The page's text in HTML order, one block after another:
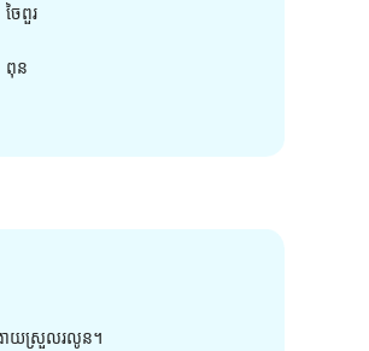
ចៃពួរ
ពុន
ាយស្រួលរលូន។